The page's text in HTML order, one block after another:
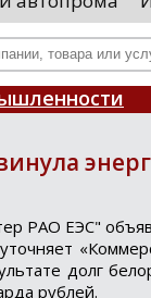
контрактации
...
РАО ЕЭС"
долг
рублей.